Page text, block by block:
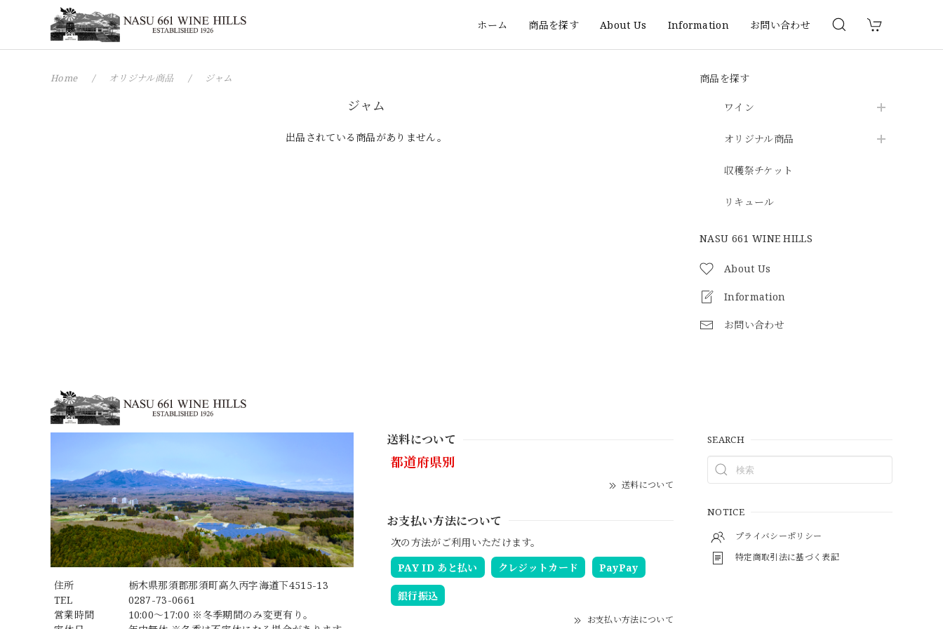
ホーム 商品を探す About Us Information お問い合わせ
商品を探す
ワイン
オリジナル商品
収穫祭チケット
リキュール
NASU 661 WINE HILLS
About Us
Information
お問い合わせ
Home オリジナル商品 ジャム
ジャム
出品されている商品がありません。
住所
栃木県那須郡那須町高久丙字海道下4515-13
TEL
0287-73-0661
営業時間
10:00～17:00 ※冬季期間のみ変更有り。
送料について
都道府県別
送料について
お支払い方法について
次の方法がご利用いただけます。
PAY ID あと払い
クレジットカード PayPay
銀行振込
お支払い方法について
SEARCH
NOTICE
プライバシーポリシー
特定商取引法に基づく表記